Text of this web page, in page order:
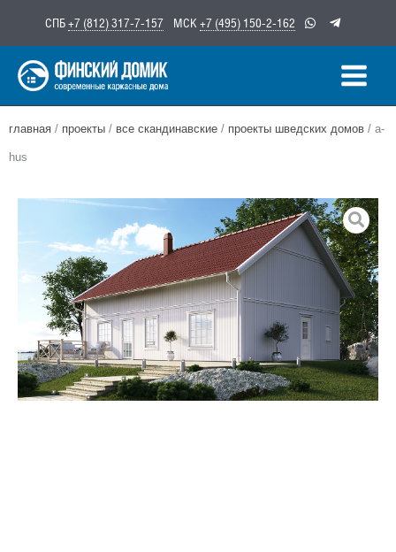
содержимому
СПБ+7 (812) 317-7-157 МСК +7 (495) 150-2-162
главная / проекты / все скандинавские / проекты шведских домов / a-
hus